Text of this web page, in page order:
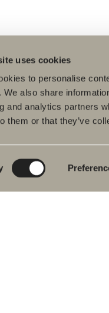
uses cookies
to personalise
We also share
and analytics partners
them or that they’ve
Tuotteet
Suihku- ja